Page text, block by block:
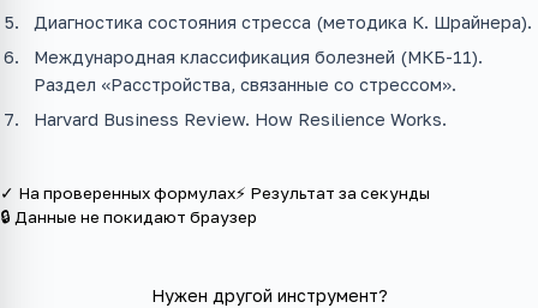
Диагностика состояния стресса (методика К. Шрайнера).
Международная классификация болезней (МКБ-11).
Раздел «Расстройства, связанные со стрессом».
Harvard Business Review. How Resilience Works.
✓ На проверенных формулах⚡ Результат за секунды
🔒 Данные не покидают браузер
Нужен другой инструмент?